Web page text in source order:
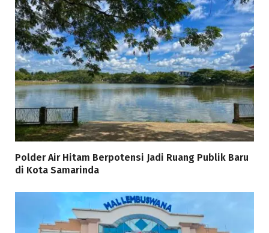
Polder Air Hitam Berpotensi Jadi Ruang Publik Baru
di Kota Samarinda